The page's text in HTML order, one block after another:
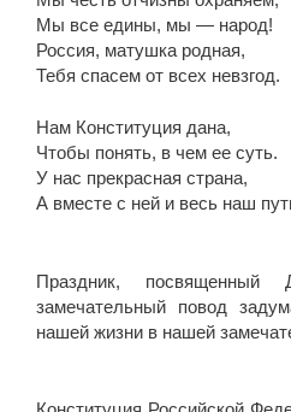
Мы все едины, мы — народ!
Россия, матушка родная,
Тебя спасем от всех невзгод.
Нам Конституция дана,
Чтобы понять, в чем ее суть.
У нас прекрасная страна,
А вместе с ней и весь наш
Праздник, посвященный
замечательный повод
нашей жизни в нашей